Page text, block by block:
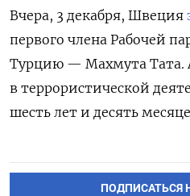
Вчера, 3 декабря, Швеция
первого члена Рабочей
Турцию — Махмута Тата.
в террористической
шесть лет и десять
ПОДПИСАТЬСЯ